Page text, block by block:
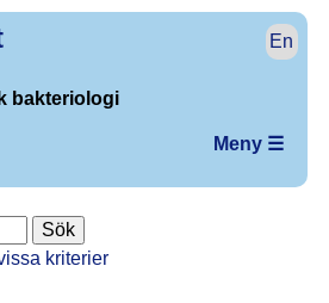
En
bakteriologi
Meny ☰
kriterier